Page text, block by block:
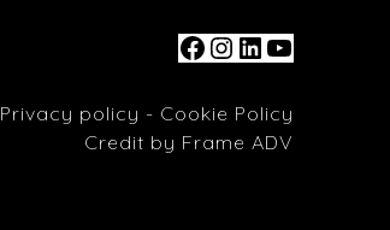
Privacy policy - Cookie Policy
Credit by Frame ADV